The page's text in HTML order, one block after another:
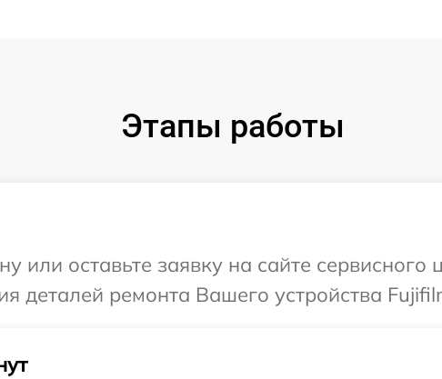
Этапы работы
или оставьте заявку на сайте
деталей ремонта Вашего устройства